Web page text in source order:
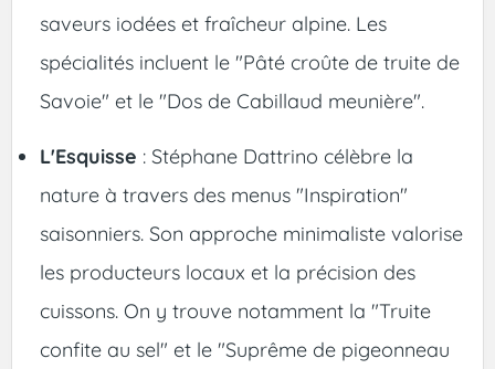
saveurs iodées et fraîcheur alpine. Les
spécialités incluent le "Pâté croûte de truite de
Savoie" et le "Dos de Cabillaud meunière".
L'Esquisse : Stéphane Dattrino célèbre la
nature à travers des menus "Inspiration"
saisonniers. Son approche minimaliste valorise
les producteurs locaux et la précision des
cuissons. On y trouve notamment la "Truite
confite au sel" et le "Suprême de pigeonneau